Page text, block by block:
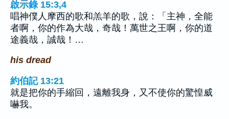
啟示錄 15:3,4
唱神僕人摩西的歌和羔羊的歌，說：「主神，全能
者啊，你的作為大哉，奇哉！萬世之王啊，你的道
途義哉，誠哉！…
his dread
約伯記 13:21
就是把你的手縮回，遠離我身，又不使你的驚惶威
嚇我。